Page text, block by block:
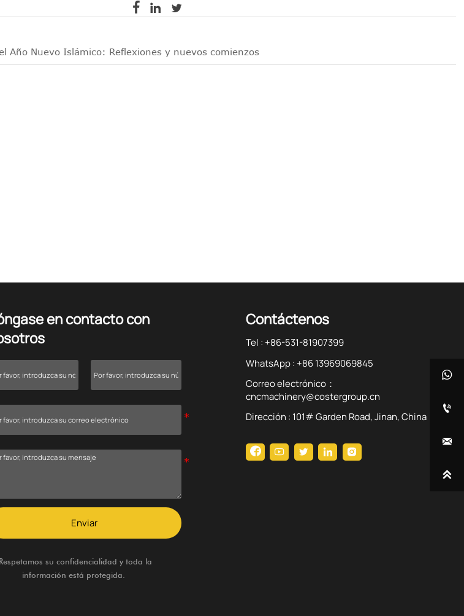
  
Año Nuevo Islámico: Reflexiones y nuevos comienzos
en contacto con
Enviar
su confidencialidad y toda la
información está protegida.
Contáctenos
Tel : +86-531-81907399
WhatsApp : +86 13969069845
Correo electrónico：
cncmachinery@costergroup.cn
Dirección : 101# Garden Road, Jinan, China
    



